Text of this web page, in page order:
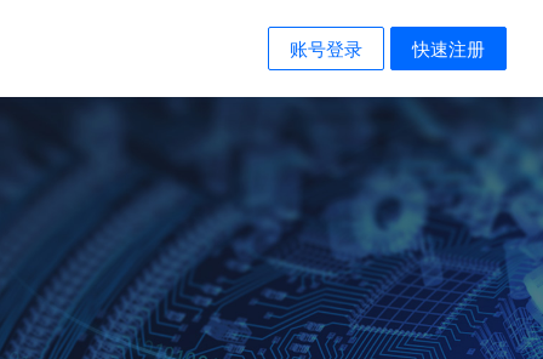
账号登录 快速注册